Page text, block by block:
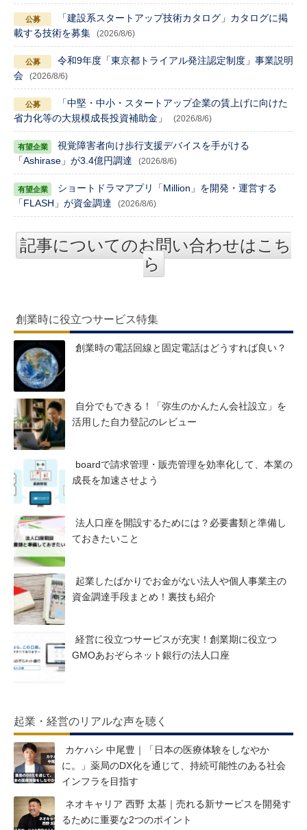
「建設系スタートアップ技術カタログ」カタログに掲
載する技術を募集
(2026/8/6)
令和9年度「東京都トライアル発注認定制度」事業説明
会
(2026/8/6)
「中堅・中小・スタートアップ企業の賃上げに向けた
省力化等の大規模成長投資補助金」
(2026/8/6)
視覚障害者向け歩行支援デバイスを手がける
「Ashirase」が3.4億円調達
(2026/8/6)
ショートドラマアプリ「Million」を開発・運営する
「FLASH」が資金調達
(2026/8/6)
記事についてのお問い合わせはこち
ら
創業時に役立つサービス特集
創業時の電話回線と固定電話はどうすれば良い？
自分でもできる！「弥生のかんたん会社設立」を
活用した自力登記のレビュー
boardで請求管理・販売管理を効率化して、本業の
成長を加速させよう
法人口座を開設するためには？必要書類と準備し
ておきたいこと
起業したばかりでお金がない法人や個人事業主の
資金調達手段まとめ！裏技も紹介
経営に役立つサービスが充実！創業期に役立つ
GMOあおぞらネット銀行の法人口座
起業・経営のリアルな声を聴く
カケハシ 中尾豊｜「日本の医療体験をしなやか
に。」薬局のDX化を通じて、持続可能性のある社会
インフラを目指す
ネオキャリア 西野 太基｜売れる新サービスを開発す
るために重要な2つのポイント